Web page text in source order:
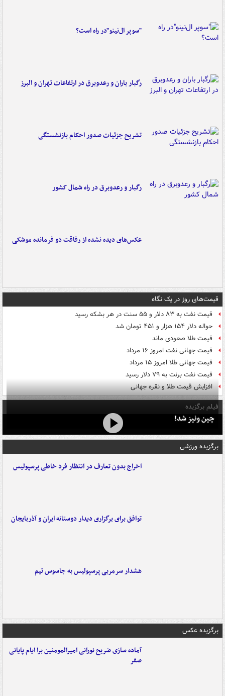
"سوپر ال‌نینو"در راه است؟
رگبار باران و رعدوبرق در ارتفاعات تهران و البرز
تشریح جزئیات صدور احکام بازنشستگی
رگبار و رعدوبرق در راه شمال کشور
عکس‌های دیده نشده از رفاقت دو فرمانده‌ موشکی
قیمت‌های روز در یک نگاه
قیمت نفت به ۸۳ دلار و ۵۵ سنت در هر بشکه رسید
حواله دلار ۱۵۴ هزار و ۴۵۱ تومان شد
قیمت طلا صعودی ماند
قیمت جهانی نفت امروز ۱۶ مرداد
قیمت جهانی طلا امروز ۱۵ مرداد
قیمت نفت برنت به ۷۹ دلار رسید
افزایش قیمت طلا و نقره جهانی
فیلم برگزیده
چین ونیز شد!
برگزیده ورزشی
اخراج بدون تعارف در انتظار فرد خاطی پرسپولیس
توافق برای برگزاری دیدار دوستانه ایران و آذربایجان
هشدار سرمربی پرسپولیس به جاسوس تیم
برگزیده عکس
آماده سازی ضریح نورانی امیرالمومنین برا ایام پایانی
صفر